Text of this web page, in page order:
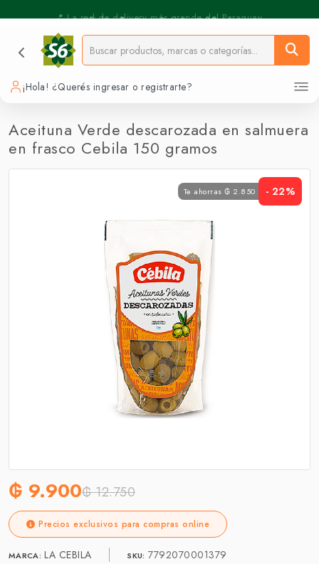
⚡️ Pickup Express - Retirás en 30 min.
¡Hola! ¿Querés ingresar o registrarte?
Aceituna Verde descarozada en salmuera
en frasco Cebila 150 gramos
Te ahorras ₲ 2.850 - 22%
₲ 9.900₲ 12.750
Precios exclusivos para compras online
MARCA: LA CEBILA SKU: 7792070001379